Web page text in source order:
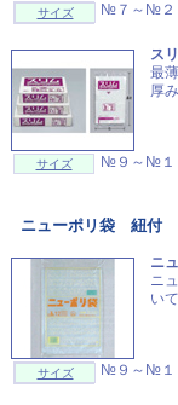
サイズ №７～№２
ス
最
厚
サイズ №９～№１
ニューポリ袋 紐付
ニ
ニ
い
サイズ №９～№１